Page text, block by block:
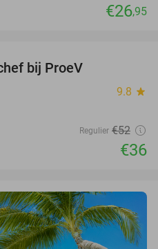
€26,95
bij ProeV
9.8 star
Regulier €52
€36